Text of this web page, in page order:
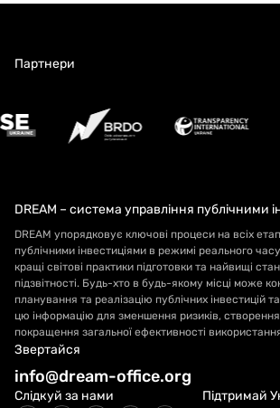
Партнери
DREAM – система управління публічними
DREAM упорядковує ключові процеси на всіх
публічними інвестиціями в режимі реального
кращі світові практики підготовки та найвищі
підзвітності. Будь-хто в будь-якому місці може
планування та реалізацію публічних інвестицій
цю інформацію для зменшення ризиків, створення
покращення загальної ефективності
Звертайся
info@dream-office.org
Слідкуй за нами Підтримай